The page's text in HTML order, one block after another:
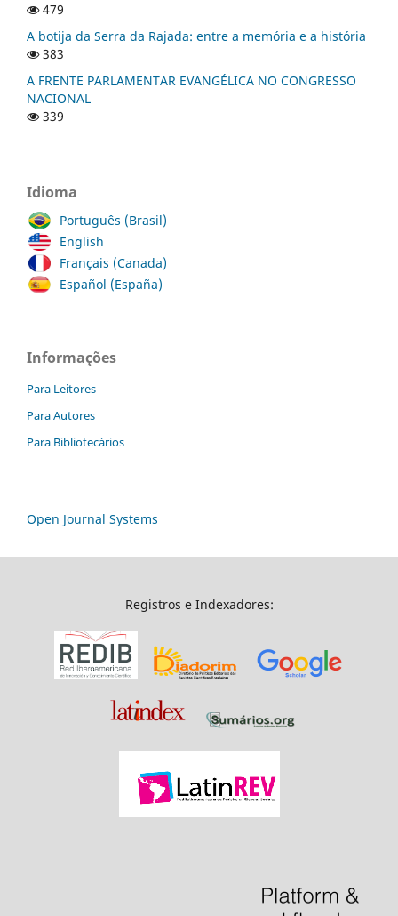
479
A botija da Serra da Rajada: entre a memória e a história
383
A FRENTE PARLAMENTAR EVANGÉLICA NO CONGRESSO
NACIONAL
339
Idioma
Português (Brasil)
English
Français (Canada)
Español (España)
Informações
Para Leitores
Para Autores
Para Bibliotecários
Open Journal Systems
Registros e Indexadores: